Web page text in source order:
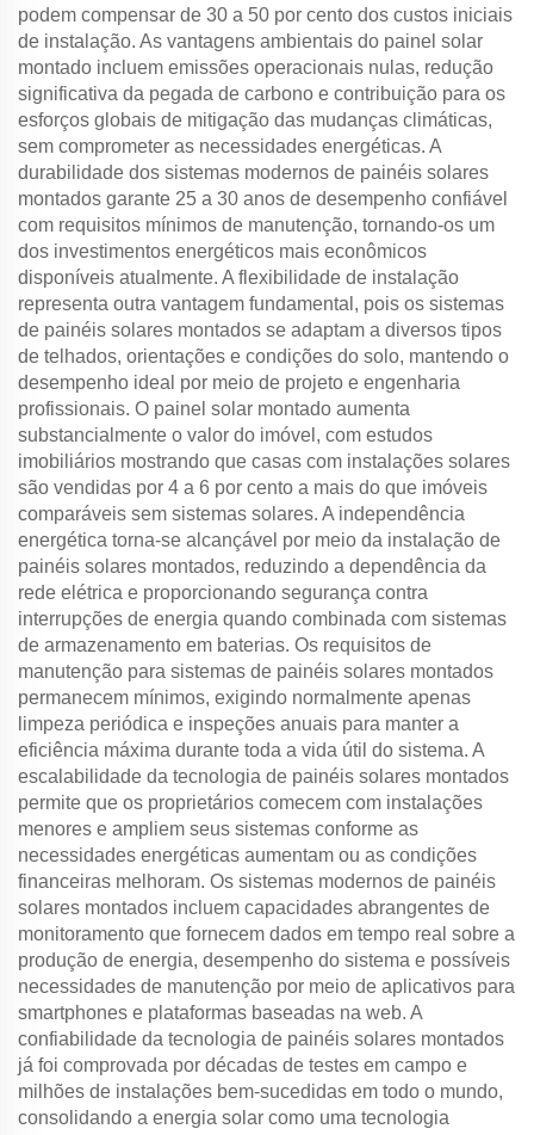
podem compensar de 30 a 50 por cento dos custos iniciais
de instalação. As vantagens ambientais do painel solar
montado incluem emissões operacionais nulas, redução
significativa da pegada de carbono e contribuição para os
esforços globais de mitigação das mudanças climáticas,
sem comprometer as necessidades energéticas. A
durabilidade dos sistemas modernos de painéis solares
montados garante 25 a 30 anos de desempenho confiável
com requisitos mínimos de manutenção, tornando-os um
dos investimentos energéticos mais econômicos
disponíveis atualmente. A flexibilidade de instalação
representa outra vantagem fundamental, pois os sistemas
de painéis solares montados se adaptam a diversos tipos
de telhados, orientações e condições do solo, mantendo o
desempenho ideal por meio de projeto e engenharia
profissionais. O painel solar montado aumenta
substancialmente o valor do imóvel, com estudos
imobiliários mostrando que casas com instalações solares
são vendidas por 4 a 6 por cento a mais do que imóveis
comparáveis sem sistemas solares. A independência
energética torna-se alcançável por meio da instalação de
painéis solares montados, reduzindo a dependência da
rede elétrica e proporcionando segurança contra
interrupções de energia quando combinada com sistemas
de armazenamento em baterias. Os requisitos de
manutenção para sistemas de painéis solares montados
permanecem mínimos, exigindo normalmente apenas
limpeza periódica e inspeções anuais para manter a
eficiência máxima durante toda a vida útil do sistema. A
escalabilidade da tecnologia de painéis solares montados
permite que os proprietários comecem com instalações
menores e ampliem seus sistemas conforme as
necessidades energéticas aumentam ou as condições
financeiras melhoram. Os sistemas modernos de painéis
solares montados incluem capacidades abrangentes de
monitoramento que fornecem dados em tempo real sobre a
produção de energia, desempenho do sistema e possíveis
necessidades de manutenção por meio de aplicativos para
smartphones e plataformas baseadas na web. A
confiabilidade da tecnologia de painéis solares montados
já foi comprovada por décadas de testes em campo e
milhões de instalações bem-sucedidas em todo o mundo,
consolidando a energia solar como uma tecnologia